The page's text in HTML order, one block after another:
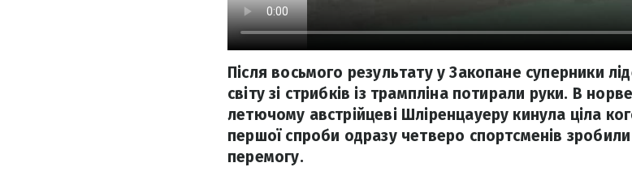
Після восьмого результату у Закопане суперники
світу зі стрибків із трампліна потирали руки. В
летючому австрійцеві Шліренцауеру кинула ціла
першої спроби одразу четверо спортсменів
перемогу.